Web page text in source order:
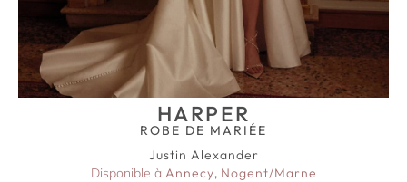
HARPER
ROBE DE MARIÉE
Justin Alexander
Disponible à Annecy, Nogent/Marne